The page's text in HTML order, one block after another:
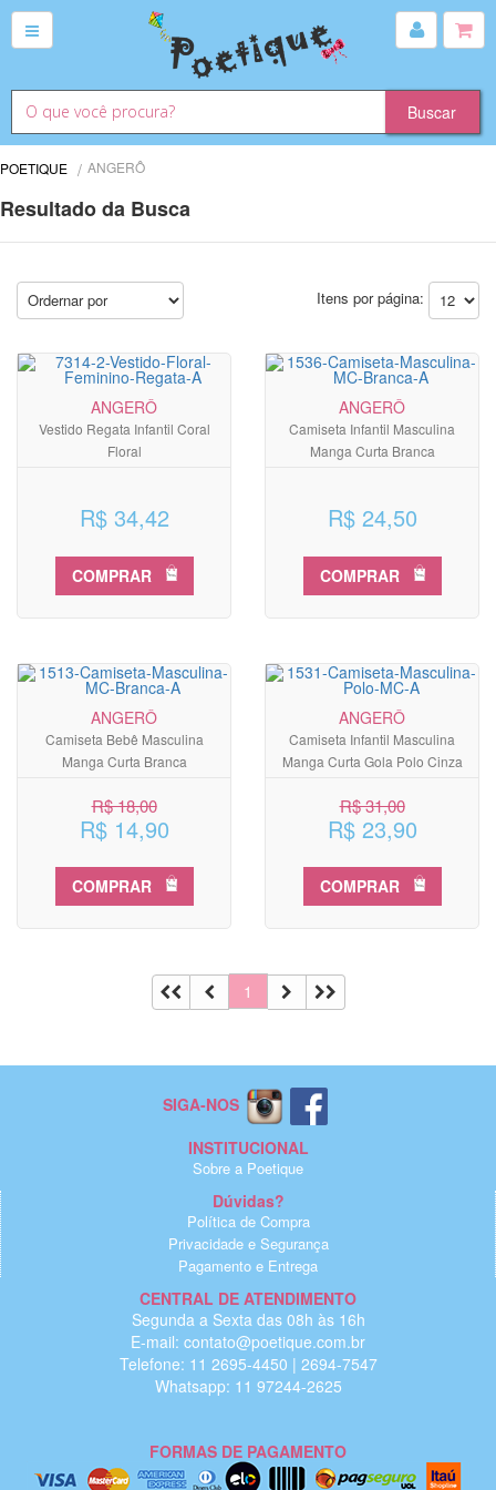
POETIQUE ANGERÔ
Resultado da Busca
Itens por página:
ANGERÔ
Vestido Regata Infantil Coral
Floral
R$ 34,42
COMPRAR
ANGERÔ
Camiseta Infantil Masculina
Manga Curta Branca
R$ 24,50
COMPRAR
ANGERÔ
Camiseta Bebê Masculina
Manga Curta Branca
R$ 18,00
R$ 14,90
COMPRAR
ANGERÔ
Camiseta Infantil Masculina
Manga Curta Gola Polo Cinza
R$ 31,00
R$ 23,90
COMPRAR
1
SIGA-NOS
INSTITUCIONAL
Sobre a Poetique
Dúvidas?
Política de Compra
Privacidade e Segurança
Pagamento e Entrega
CENTRAL DE ATENDIMENTO
Segunda a Sexta das 08h às 16h
E-mail: contato@poetique.com.br
Telefone: 11 2695-4450 | 2694-7547
Whatsapp: 11 97244-2625
FORMAS DE PAGAMENTO